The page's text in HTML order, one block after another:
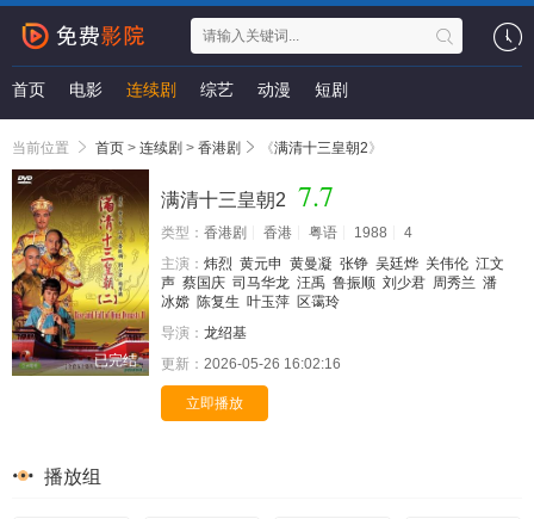
首页 电影 连续剧 综艺 动漫 短剧
当前位置 首页 > 连续剧 > 香港剧 《满清十三皇朝2》
已完结
满清十三皇朝2 7.7
类型： 香港剧 香港 粤语 1988
4
主演： 炜烈 黄元申 黄曼凝 张铮 吴廷烨 关伟伦 江文
声 蔡国庆 司马华龙 汪禹 鲁振顺 刘少君 周秀兰 潘
冰嫦 陈复生 叶玉萍 区霭玲
导演： 龙绍基
更新： 2026-05-26 16:02:16
立即播放
播放组